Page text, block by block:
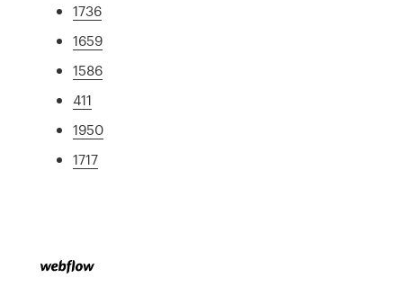
1736
1659
1586
411
1950
1717